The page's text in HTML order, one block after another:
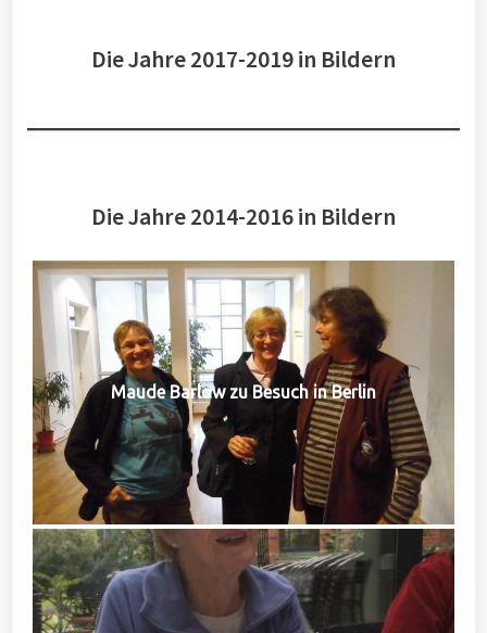
Die Jahre 2017-2019 in Bildern
Die Jahre 2014-2016 in Bildern
Maude Barlow zu Besuch in Berlin